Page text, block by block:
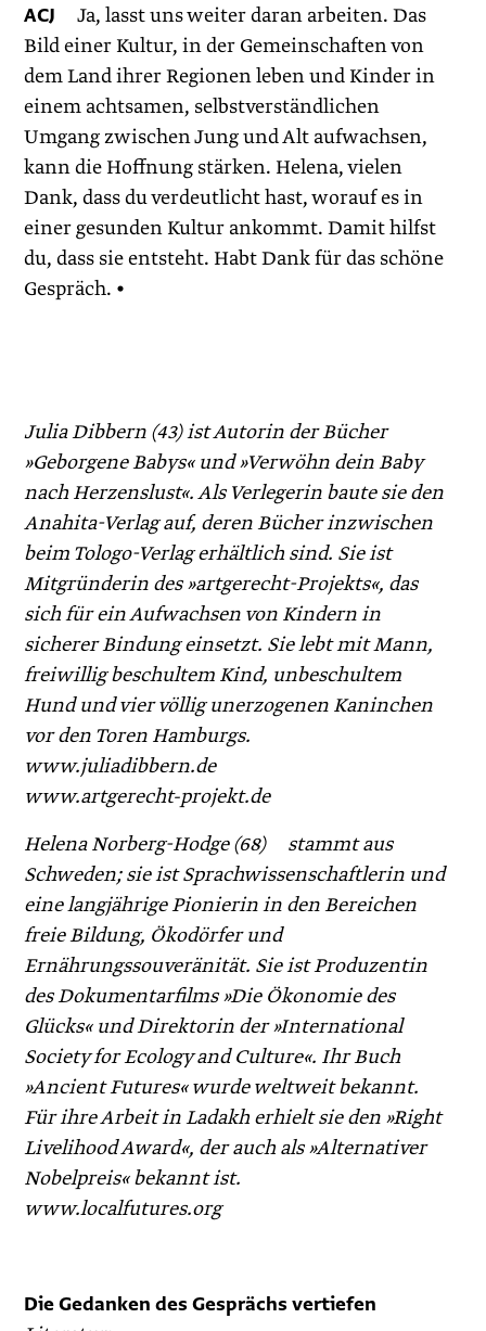
ACJ Ja, lasst uns weiter daran arbeiten. Das
Bild einer Kultur, in der Gemeinschaften von
dem Land ihrer Regionen leben und Kinder in
einem achtsamen, selbstverständlichen
Umgang zwischen Jung und Alt aufwachsen,
kann die Hoffnung stärken. Helena, vielen
Dank, dass du verdeutlicht hast, worauf es in
einer gesunden Kultur ankommt. Damit hilfst
du, dass sie entsteht. Habt Dank für das schöne
Gespräch. •
Julia Dibbern (43) ist Autorin der Bücher
»Geborgene Babys« und »Verwöhn dein Baby
nach Herzenslust«. Als Verlegerin baute sie den
Anahita-Verlag auf, deren Bücher inzwischen
beim Tologo-Verlag erhältlich sind. Sie ist
Mitgründerin des »artgerecht-Projekts«, das
sich für ein Aufwachsen von Kindern in
sicherer Bindung einsetzt. Sie lebt mit Mann,
freiwillig beschultem Kind, unbeschultem
Hund und vier völlig unerzogenen Kaninchen
vor den Toren Hamburgs.
www.juliadibbern.de
www.artgerecht-projekt.de
Helena Norberg-Hodge (68) stammt aus
Schweden; sie ist Sprachwissenschaft­lerin und
eine langjährige Pionierin in den Bereichen
freie Bildung, Ökodörfer und
Ernährungssouveränität. Sie ist Produzentin
des Dokumentarfilms »Die Ökonomie des
Glücks« und Direktorin der »International
Society for Ecology and Culture«. Ihr Buch
»Ancient Futures« wurde weltweit bekannt.
Für ihre Arbeit in Ladakh erhielt sie den »Right
Livelihood Award«, der auch als »Alternativer
Nobelpreis« bekannt ist.
www.localfutures.org
Die Gedanken des Gesprächs vertiefen